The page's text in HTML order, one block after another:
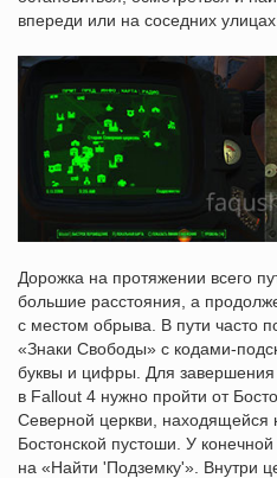
впереди или на соседних улицах.
Дорожка на протяжении всего
большие расстояния, а
с местом обрыва. В пути часто
«Знаки Свободы» с кодами-
буквы и цифры. Для завершения
в Fallout 4 нужно пройти от
Северной церкви, находящейся
Бостонской пустоши. У
на «Найти 'Подземку'». Внутри